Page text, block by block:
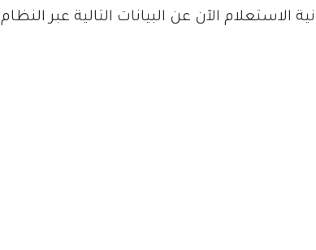
الاستعلام الآن عن البيانات التالية عبر النظام